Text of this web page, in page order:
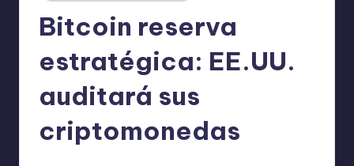
Bitcoin reserva
estratégica: EE.UU.
auditará sus
criptomonedas